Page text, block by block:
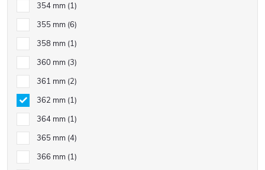
354 mm 1
355 mm 6
358 mm 1
360 mm 3
361 mm 2
362 mm 1
364 mm 1
365 mm 4
366 mm 1